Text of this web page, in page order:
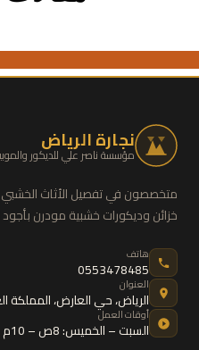
نجارة الرياض
مؤسسة ناصر علي للديكور
متخصصون في تفصيل الأثاث
خزائن وديكورات خشبية مودرن بأجود
هاتف
0553478485
العنوان
الرياض،حي العارض،المملكة
أوقات العمل
السبت – الخميس: 8ص – 10م